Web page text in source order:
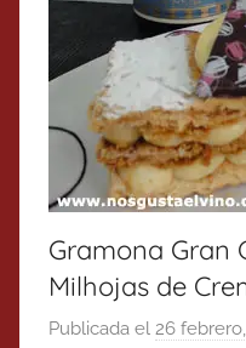
Gramona Gran
Milhojas de
Publicada el 26